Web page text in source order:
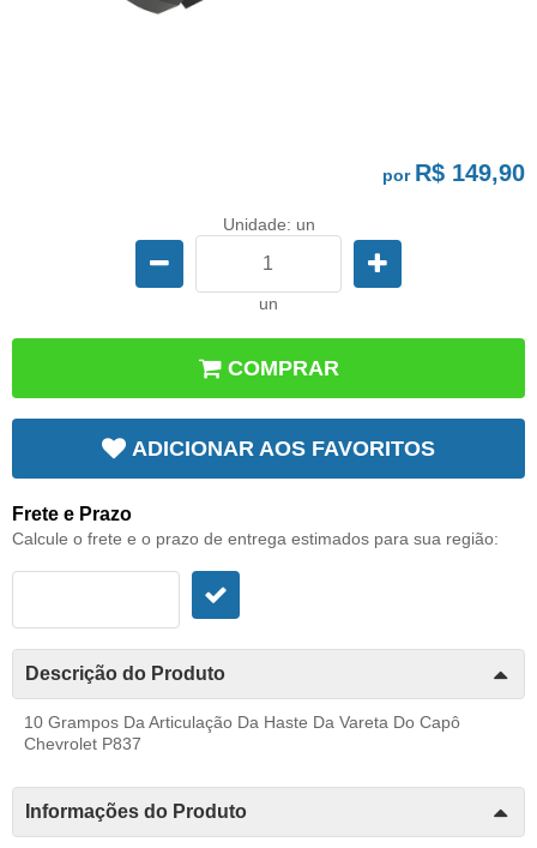
por R$ 149,90
Unidade: un
un
COMPRAR
ADICIONAR AOS FAVORITOS
Frete e Prazo
Calcule o frete e o prazo de entrega estimados para sua região:
Descrição do Produto
10 Grampos Da Articulação Da Haste Da Vareta Do Capô
Chevrolet P837
Informações do Produto